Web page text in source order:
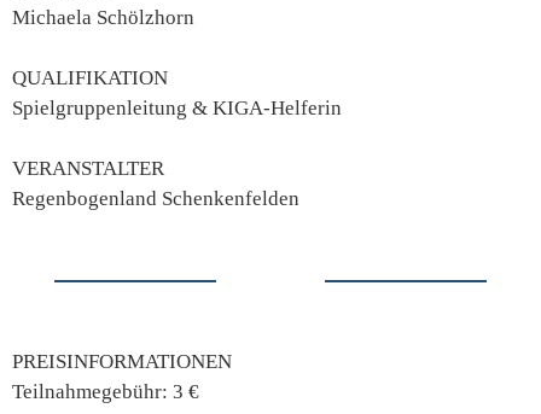
Michaela Schölzhorn
QUALIFIKATION
Spielgruppenleitung & KIGA-Helferin
VERANSTALTER
Regenbogenland Schenkenfelden
PREISINFORMATIONEN
Teilnahmegebühr: 3 €